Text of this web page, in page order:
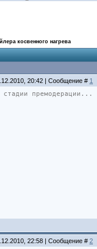
косвенного нагрева
20:42 | Сообщение # 1
стадии премодерации...
22:58 | Сообщение # 2